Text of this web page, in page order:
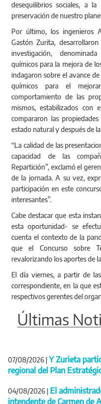
desequilibrios sociales, a
preservación de nuestro
Por último, los ingenieros
Gastón Zurita,
investigación,
químicos para la mejora de
indagaron sobre el avance
químicos para el
comportamiento de las
mismos, estabilizados con
compararon las
estado natural y después de
“La calidad de las
capacidad de las
Repartición”, exclamó el
de la jornada. A su vez,
participación en este
interesantes”.
Cabe destacar que esta
esta oportunidad- se
cuenta el contexto de la
que el Concurso sobre
revalorizando los aportes de
El día viernes, a partir de
correspondiente, en la que
respectivos gerentes del
Últimas
07/08/2026 | Y Zurieta
regional del Plan
04/08/2026 | El
intendente de Carmen de